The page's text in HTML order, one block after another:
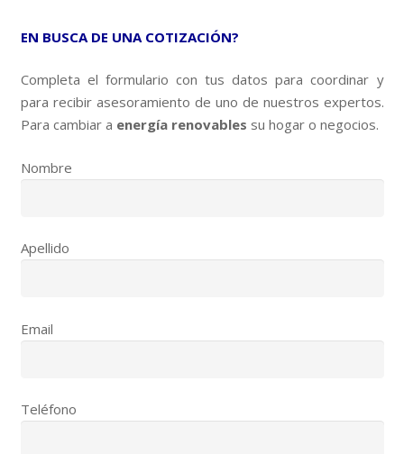
EN BUSCA DE UNA COTIZACIÓN?
Completa el formulario con tus datos para coordinar y
para recibir asesoramiento de uno de nuestros expertos.
Para cambiar a energía renovables su hogar o negocios.
Nombre
Apellido
Email
Teléfono